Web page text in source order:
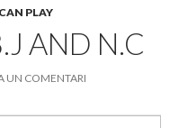
PLAY
AND N.C
UN COMENTARI